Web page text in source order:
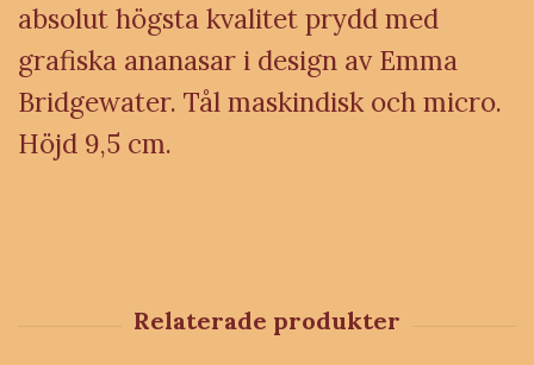
absolut högsta kvalitet prydd med
grafiska ananasar i design av Emma
Bridgewater. Tål maskindisk och micro.
Höjd 9,5 cm.